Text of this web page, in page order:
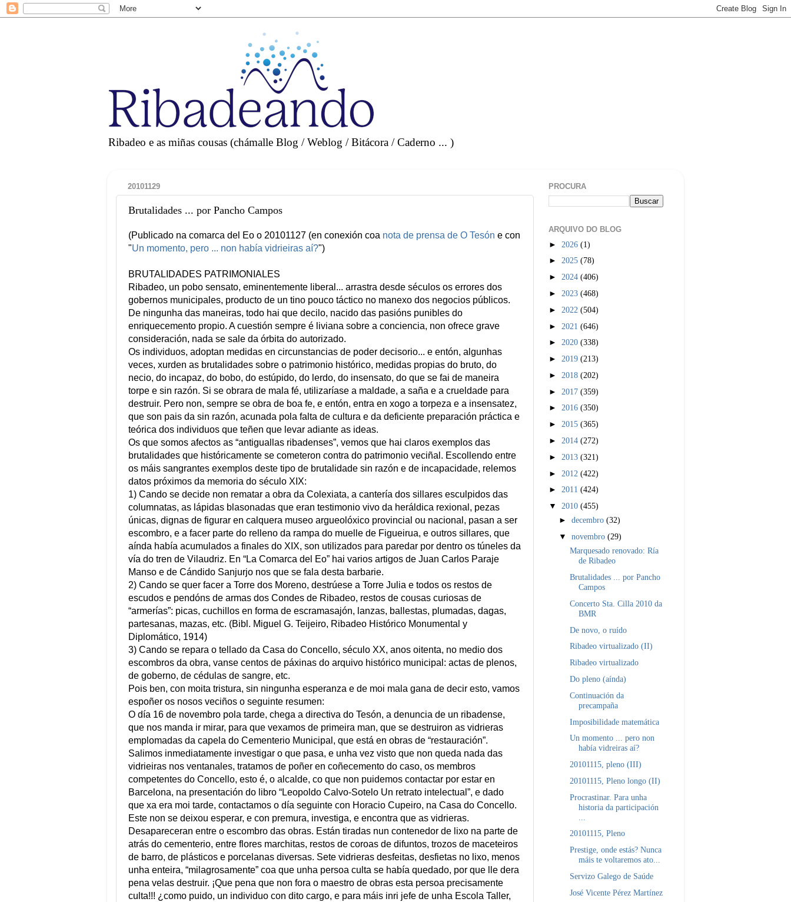
Ribadeo e as miñas cousas (chámalle Blog / Weblog / Bitácora / Caderno ... )
20101129
Brutalidades ... por Pancho Campos
(Publicado na comarca del Eo o 20101127 (en conexión coa nota de prensa de O Tesón e con
"Un momento, pero ... non había vidrieiras aí?")
BRUTALIDADES PATRIMONIALES
Ribadeo, un pobo sensato, eminentemente liberal... arrastra desde séculos os errores dos
gobernos municipales, producto de un tino pouco táctico no manexo dos negocios públicos.
De ningunha das maneiras, todo hai que decilo, nacido das pasións punibles do
enriquecemento propio. A cuestión sempre é liviana sobre a conciencia, non ofrece grave
consideración, nada se sale da órbita do autorizado.
Os individuos, adoptan medidas en circunstancias de poder decisorio... e entón, algunhas
veces, xurden as brutalidades sobre o patrimonio histórico, medidas propias do bruto, do
necio, do incapaz, do bobo, do estúpido, do lerdo, do insensato, do que se fai de maneira
torpe e sin razón. Si se obrara de mala fé, utilizaríase a maldade, a saña e a crueldade para
destruir. Pero non, sempre se obra de boa fe, e entón, entra en xogo a torpeza e a insensatez,
que son pais da sin razón, acunada pola falta de cultura e da deficiente preparación práctica e
teórica dos individuos que teñen que levar adiante as ideas.
Os que somos afectos as “antiguallas ribadenses”, vemos que hai claros exemplos das
brutalidades que históricamente se cometeron contra do patrimonio veciñal. Escollendo entre
os máis sangrantes exemplos deste tipo de brutalidade sin razón e de incapacidade, relemos
datos próximos da memoria do século XIX:
1) Cando se decide non rematar a obra da Colexiata, a cantería dos sillares esculpidos das
columnatas, as lápidas blasonadas que eran testimonio vivo da heráldica rexional, pezas
únicas, dignas de figurar en calquera museo argueolóxico provincial ou nacional, pasan a ser
escombro, e a facer parte do relleno da rampa do muelle de Figueirua, e outros sillares, que
aínda había acumulados a finales do XIX, son utilizados para paredar por dentro os túneles da
vía do tren de Vilaudriz. En “La Comarca del Eo” hai varios artigos de Juan Carlos Paraje
Manso e de Cándido Sanjurjo nos que se fala desta barbarie.
2) Cando se quer facer a Torre dos Moreno, destrúese a Torre Julia e todos os restos de
escudos e pendóns de armas dos Condes de Ribadeo, restos de cousas curiosas de
“armerías”: picas, cuchillos en forma de escramasajón, lanzas, ballestas, plumadas, dagas,
partesanas, mazas, etc. (Bibl. Miguel G. Teijeiro, Ribadeo Histórico Monumental y
Diplomático, 1914)
3) Cando se repara o tellado da Casa do Concello, século XX, anos oitenta, no medio dos
escombros da obra, vanse centos de páxinas do arquivo histórico municipal: actas de plenos,
de goberno, de cédulas de sangre, etc.
Pois ben, con moita tristura, sin ningunha esperanza e de moi mala gana de decir esto, vamos
espoñer os nosos veciños o seguinte resumen:
O día 16 de novembro pola tarde, chega a directiva do Tesón, a denuncia de un ribadense,
que nos manda ir mirar, para que vexamos de primeira man, que se destruiron as vidrieras
emplomadas da capela do Cementerio Municipal, que está en obras de “restauración”.
Salimos inmediatamente investigar o que pasa, e unha vez visto que non queda nada das
vidrieiras nos ventanales, tratamos de poñer en coñecemento do caso, os membros
competentes do Concello, esto é, o alcalde, co que non puidemos contactar por estar en
Barcelona, na presentación do libro “Leopoldo Calvo-Sotelo Un retrato intelectual”, e dado
que xa era moi tarde, contactamos o día seguinte con Horacio Cupeiro, na Casa do Concello.
Este non se deixou esperar, e con premura, investiga, e encontra que as vidrieras.
Desapareceran entre o escombro das obras. Están tiradas nun contenedor de lixo na parte de
atrás do cementerio, entre flores marchitas, restos de coroas de difuntos, trozos de maceteiros
de barro, de plásticos e porcelanas diversas. Sete vidrieras desfeitas, desfietas no lixo, menos
unha enteira, “milagrosamente” coa que unha persoa culta se había quedado, por que lle dera
pena velas destruir. ¡Que pena que non fora o maestro de obras esta persoa precisamente
culta!!! ¿como puido, un individuo con dito cargo, e para máis inri jefe de unha Escola Taller,
PROCURA
ARQUIVO DO BLOG
► 2026 (1)
► 2025 (78)
► 2024 (406)
► 2023 (468)
► 2022 (504)
► 2021 (646)
► 2020 (338)
► 2019 (213)
► 2018 (202)
► 2017 (359)
► 2016 (350)
► 2015 (365)
► 2014 (272)
► 2013 (321)
► 2012 (422)
► 2011 (424)
▼ 2010 (455)
►decembro(32)
▼novembro(29)
Marquesado renovado: Ría
de Ribadeo
Brutalidades ... por Pancho
Campos
Concerto Sta. Cilla 2010 da
BMR
De novo, o ruído
Ribadeo virtualizado (II)
Ribadeo virtualizado
Do pleno (aínda)
Continuación da
precampaña
Imposibilidade matemática
Un momento ... pero non
había vidreiras aí?
20101115, pleno (III)
20101115, Pleno longo (II)
Procrastinar. Para unha
historia da participación
20101115, Pleno
Prestige, onde estás? Nunca
máis te voltaremos ato...
Servizo Galego de Saúde
José Vicente Pérez Martínez